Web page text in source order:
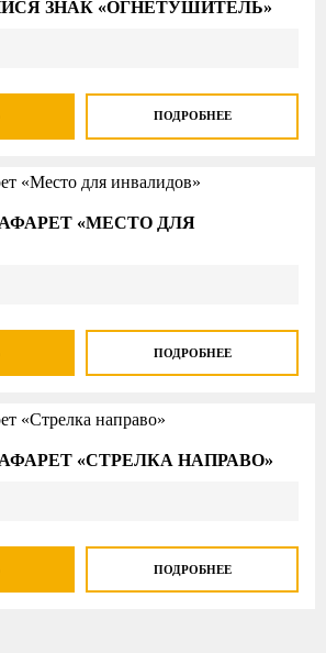
ЗНАК «ОГНЕТУШИТЕЛЬ»
ПОДРОБНЕЕ
«МЕСТО ДЛЯ
ПОДРОБНЕЕ
«СТРЕЛКА НАПРАВО»
ПОДРОБНЕЕ